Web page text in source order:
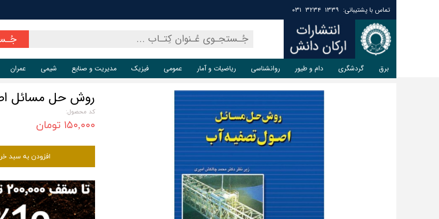
برق گردشگری دام و طیور روانشناسی ریاضیات و آمار عمومی فیزیک مدیریت و صنایع شیمی عمران
تماس با پشتیبانی: ۱۳۳۹ ۳۲۳۴ ۰۳۱
روش حل مسائل
کد محصول:
۱۵۰,۰۰۰ تومان
افزودن به سبد